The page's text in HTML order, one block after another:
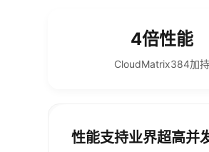
4倍性能
CloudMatrix384加持
性能支持业界超高并